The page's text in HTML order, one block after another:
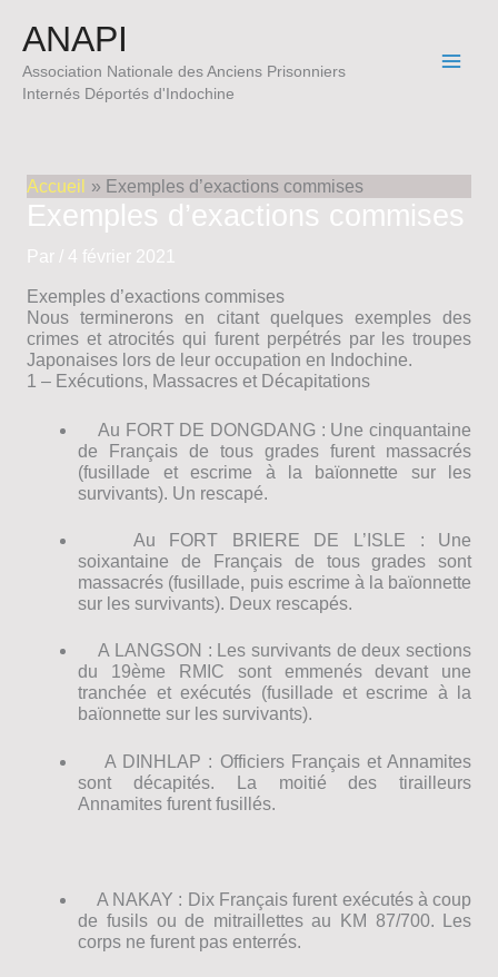
contenu
ANAPI
Association Nationale des Anciens Prisonniers
Internés Déportés d'Indochine
Accueil Exemples d’exactions commises
Exemples d’exactions commises
Par / 4 février 2021
Exemples d’exactions commises
Nous terminerons en citant quelques exemples des
crimes et atrocités qui furent perpétrés par les troupes
Japonaises lors de leur occupation en Indochine.
1 – Exécutions, Massacres et Décapitations
Au FORT DE DONGDANG : Une cinquantaine
de Français de tous grades furent massacrés
(fusillade et escrime à la baïonnette sur les
survivants). Un rescapé.
Au FORT BRIERE DE L’ISLE : Une
soixantaine de Français de tous grades sont
massacrés (fusillade, puis escrime à la baïonnette
sur les survivants). Deux rescapés.
A LANGSON : Les survivants de deux sections
du 19ème RMIC sont emmenés devant une
tranchée et exécutés (fusillade et escrime à la
baïonnette sur les survivants).
A DINHLAP : Officiers Français et Annamites
sont décapités. La moitié des tirailleurs
Annamites furent fusillés.
A NAKAY : Dix Français furent exécutés à coup
de fusils ou de mitraillettes au KM 87/700. Les
corps ne furent pas enterrés.